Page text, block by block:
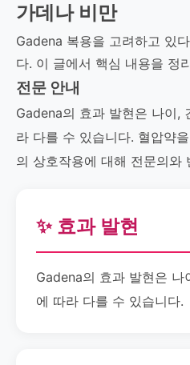
가데나 비만
Gadena 복용을 고려하고 있
다. 이 글에서 핵심 내용을 정
전문 안내
Gadena의 효과 발현은 나이,
라 다를 수 있습니다. 혈압약
의 상호작용에 대해 전문의와
✨ 효과 발현
Gadena의 효과 발현은
에 따라 다를 수 있습니다.